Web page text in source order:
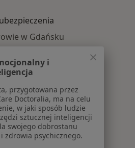
w Gdańsku
w Gdańsku
Gdańsku
w Gdańsku
w Gdańsku
Najpopularniejsze
i
przygotowana przez
Doctoralia, ma na celu
w jaki sposób ludzie
sztucznej inteligencji
swojego dobrostanu
zdrowia psychicznego.